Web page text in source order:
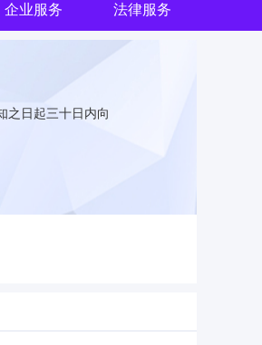
企业服务 法律服务
之日起三十日内向